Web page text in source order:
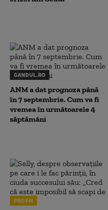
GANDUL.RO
ANM a dat prognoza până
în 7 septembrie. Cum va fi
vremea în următoarele 4
săptămâni
PRO FM